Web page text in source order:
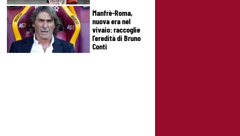
Manfrè-Roma,
nuova era nel
vivaio: raccoglie
l’eredità di Bruno
Conti